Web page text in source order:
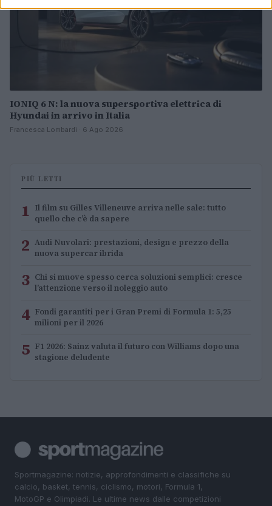
IONIQ 6 N: la nuova supersportiva elettrica di
Hyundai in arrivo in Italia
Francesca Lombardi · 6 Ago 2026
PIÙ LETTI
1 Il film su Gilles Villeneuve arriva nelle sale: tutto
quello che c’è da sapere
2 Audi Nuvolari: prestazioni, design e prezzo della
nuova supercar ibrida
3 Chi si muove spesso cerca soluzioni semplici: cresce
l’attenzione verso il noleggio auto
4 Fondi garantiti per i Gran Premi di Formula 1: 5,25
milioni per il 2026
5 F1 2026: Sainz valuta il futuro con Williams dopo una
stagione deludente
Sportmagazine: notizie, approfondimenti e classifiche su
calcio, basket, tennis, ciclismo, motori, Formula 1,
MotoGP e Olimpiadi. Le ultime news dalle competizioni